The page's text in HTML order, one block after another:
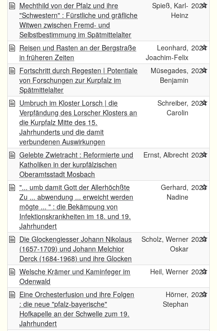
Mechthild von der Pfalz und ihre
"Schwestern" : Fürstliche und gräfliche
Witwen zwischen Fremd- und
Selbstbestimmung im Spätmittelalter
Spieß, Karl-
Heinz
2024
Reisen und Rasten an der Bergstraße
in früheren Zeiten
Leonhard,
Joachim-Felix
2024
Fortschritt durch Regesten | Potentiale
von Forschungen zur Kurpfalz im
Spätmittelalter
Müsegades,
Benjamin
2024
Umbruch im Kloster Lorsch | die
Verpfändung des Lorscher Klosters an
die Kurpfalz Mitte des 15.
Jahrhunderts und die damit
verbundenen Auswirkungen
Schreiber,
Carolin
2024
Gelebte Zwietracht : Reformierte und
Katholiken in der kurpfälzischen
Oberamtsstadt Mosbach
Ernst, Albrecht 2024
"... umb damit Gott der Allerhöchßte
Zu ... abwendung ... erweicht werden
mögte ... " : die Bekämpung von
Infektionskrankheiten im 18. und 19.
Jahrhundert
Gerhard,
Nadine
2023
Die Glockengiesser Johann Nikolaus
(1657-1709) und Johann Melchior
Derck (1684-1968) und ihre Glocken
Scholz, Werner
Oskar
2023
Welsche Krämer und Kaminfeger im
Odenwald
Heil, Werner 2023
Eine Orchesterfusion und ihre Folgen
: die neue "pfalz-bayerische"
Hofkapelle an der Schwelle zum 19.
Jahrhundert
Hörner,
Stephan
2023